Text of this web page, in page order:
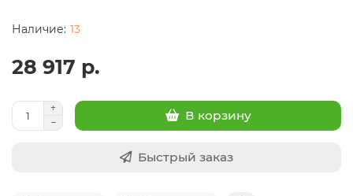
13
28 917 р.
В корзину
Быстрый заказ